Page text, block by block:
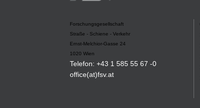
Forschungsgesellschaft
Straße - Schiene - Verkehr
Ernst-Melchior-Gasse 24
1020 Wien
Telefon: +43 1 585 55 67 -0
office(at)fsv.at